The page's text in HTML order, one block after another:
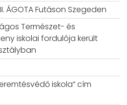
ÁGOTA Futáson Szegeden
Természet- és
iskolai fordulója került
iskola” cím